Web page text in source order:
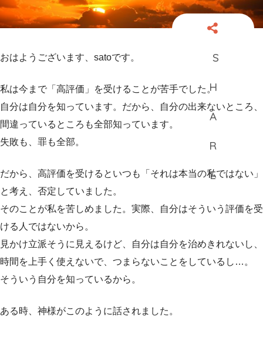
おはようございます、satoです。
私は今まで「高評価」を受けることが苦手でした。
自分は自分を知っています。だから、自分の出来ないところ、
間違っているところも全部知っています。
失敗も、罪も全部。
だから、高評価を受けるといつも「それは本当の私ではない」
と考え、否定していました。
そのことが私を苦しめました。実際、自分はそういう評価を受
ける人ではないから。
見かけ立派そうに見えるけど、自分は自分を治めきれないし、
時間を上手く使えないで、つまらないことをしているし…。
そういう自分を知っているから。
ある時、神様がこのように話されました。